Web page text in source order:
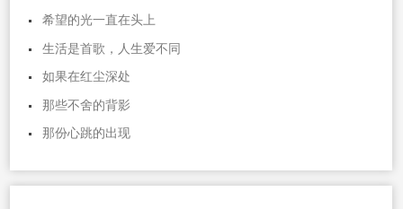
希望的光一直在头上
生活是首歌，人生爱不同
如果在红尘深处
那些不舍的背影
那份心跳的出现